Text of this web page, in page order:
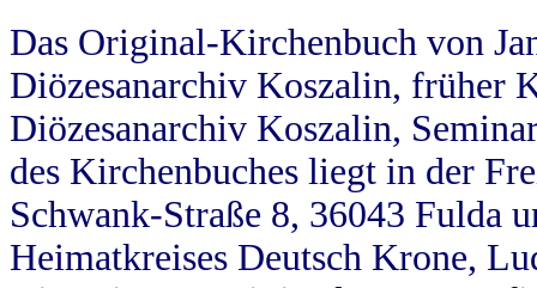
Das Original-Kirchenbuch von
Diözesanarchiv Koszalin, früher
Diözesanarchiv Koszalin,
des Kirchenbuches liegt in der
Schwank-Straße 8, 36043 Fulda
Heimatkreises Deutsch Krone,